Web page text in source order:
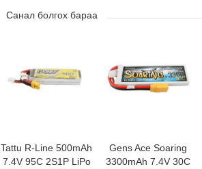
Санал болгох бараа
Tattu R-Line 500mAh
7.4V 95C 2S1P LiPo
Gens Ace Soaring
3300mAh 7.4V 30C